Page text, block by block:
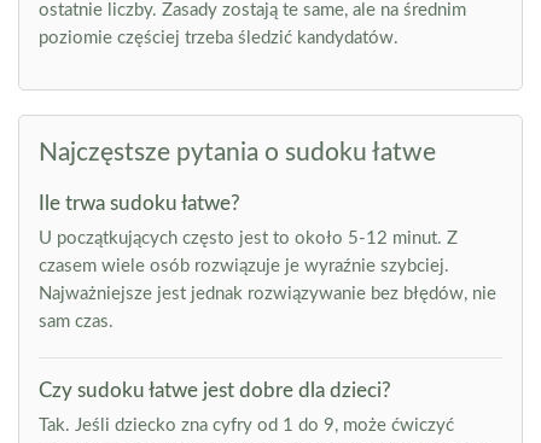
ostatnie liczby. Zasady zostają te same, ale na średnim
poziomie częściej trzeba śledzić kandydatów.
Najczęstsze pytania o sudoku łatwe
Ile trwa sudoku łatwe?
U początkujących często jest to około 5-12 minut. Z
czasem wiele osób rozwiązuje je wyraźnie szybciej.
Najważniejsze jest jednak rozwiązywanie bez błędów, nie
sam czas.
Czy sudoku łatwe jest dobre dla dzieci?
Tak. Jeśli dziecko zna cyfry od 1 do 9, może ćwiczyć